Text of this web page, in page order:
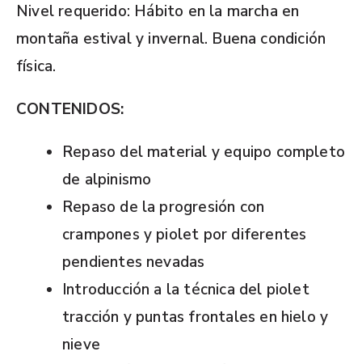
Nivel requerido: Hábito en la marcha en
montaña estival y invernal. Buena condición
física.
CONTENIDOS:
Repaso del material y equipo completo
de alpinismo
Repaso de la progresión con
crampones y piolet por diferentes
pendientes nevadas
Introducción a la técnica del piolet
tracción y puntas frontales en hielo y
nieve